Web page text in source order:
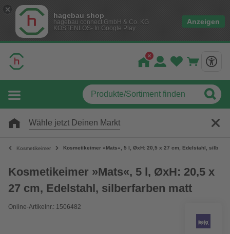
hagebau shop
hagebau connect GmbH & Co. KG
KOSTENLOS- In Google Play
Anzeigen
Wähle jetzt Deinen Markt
Kosmetikeimer Kosmetikeimer »Mats«, 5 l, ØxH: 20,5 x 27 cm, Edelstahl,
Kosmetikeimer »Mats«, 5 l, ØxH: 20,5 x
27 cm, Edelstahl, silberfarben matt
Online-Artikelnr.: 1506482